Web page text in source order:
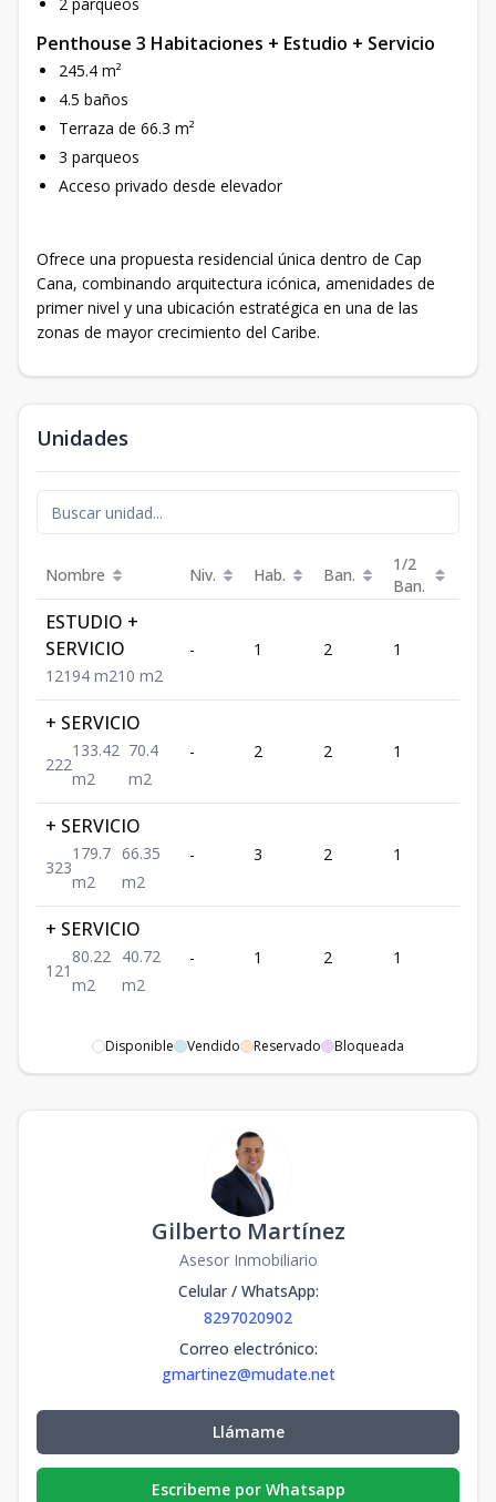
2 parqueos
Penthouse 3 Habitaciones + Estudio + Servicio
245.4 m²
4.5 baños
Terraza de 66.3 m²
3 parqueos
Acceso privado desde elevador
Ofrece una propuesta residencial única dentro de Cap
Cana, combinando arquitectura icónica, amenidades de
primer nivel y una ubicación estratégica en una de las
zonas de mayor crecimiento del Caribe.
Unidades
Nombre Niv. Hab. Ban.
1/2
Ban.
ESTUDIO +
SERVICIO
1 21 94 m210 m2
- 1 2 1
+ SERVICIO
222
133.42
m2
70.4
m2
- 2 2 1
+ SERVICIO
323
179.7
m2
66.35
m2
- 3 2 1
+ SERVICIO
1 21
80.22
m2
40.72
m2
- 1 2 1
Disponible Vendido Reservado Bloqueada
Gilberto Martínez
Asesor Inmobiliario
Celular / WhatsApp:
8297020902
Correo electrónico:
gmartinez@mudate.net
Llámame
Escribeme por Whatsapp